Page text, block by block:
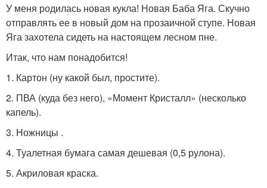
У меня родилась новая кукла! Новая Баба Яга. Скучно
отправлять ее в новый дом на прозаичной ступе. Новая
Яга захотела сидеть на настоящем лесном пне.
Итак, что нам понадобится!
1. Картон (ну какой был, простите).
2. ПВА (куда без него), «Момент Кристалл» (несколько
капель).
3. Ножницы .
4. Туалетная бумага самая дешевая (0,5 рулона).
5. Акриловая краска.